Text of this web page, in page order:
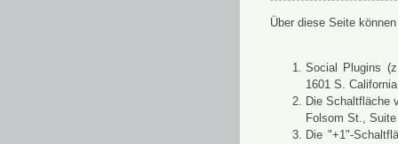
Über diese Seite
Social Plugins
1601 S.
Die Schaltfläche
Folsom St.,
Die "+1"-